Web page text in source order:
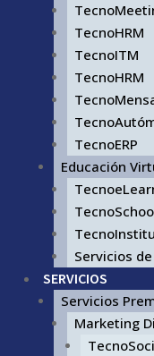
TecnoHRM
TecnoITM
TecnoHRM
TecnoERP
Educación
Servicios
SERVICIOS
Servicios
Marketing